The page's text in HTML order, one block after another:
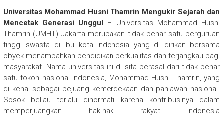
Universitas Mohammad Husni Thamrin Mengukir Sejarah dan
Mencetak Generasi Unggul – Universitas Mohammad Husni
Thamrin (UMHT) Jakarta merupakan tidak benar satu perguruan
tinggi swasta di ibu kota Indonesia yang di dirikan bersama
obyek menambahkan pendidikan berkualitas dan terjangkau bagi
masyarakat. Nama universitas ini di sita berasal dari tidak benar
satu tokoh nasional Indonesia, Mohammad Husni Thamrin, yang
di kenal sebagai pejuang kemerdekaan dan pahlawan nasional.
Sosok beliau terlalu dihormati karena kontribusinya dalam
memperjuangkan hak-hak rakyat Indonesia